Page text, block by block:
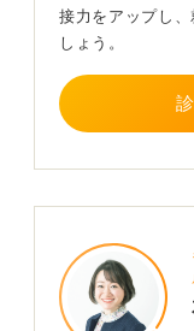
接力をアップし
しょう。